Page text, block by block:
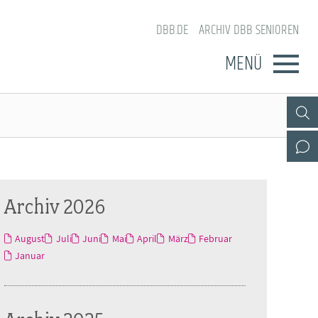
DBB.DE ARCHIV DBB SENIOREN
MENÜ
Archiv 2026
August Juli Juni Mai April März
Februar
Januar